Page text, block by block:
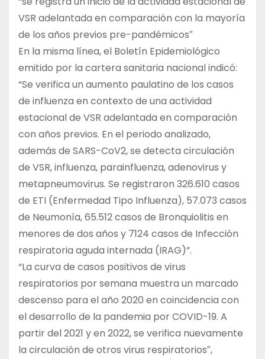
VSR adelantada en comparación con la mayoría
de los años previos pre-pandémicos″
En la misma línea, el Boletín Epidemiológico
emitido por la cartera sanitaria nacional indicó:
“Se verifica un aumento paulatino de los casos
de influenza en contexto de una actividad
estacional de VSR adelantada en comparación
con años previos. En el periodo analizado,
además de SARS-CoV2, se detecta circulación
de VSR, influenza, parainfluenza, adenovirus y
metapneumovirus. Se registraron 326.610 casos
de ETI (Enfermedad Tipo Influenza), 57.073 casos
de Neumonía, 65.512 casos de Bronquiolitis en
menores de dos años y 7124 casos de Infección
respiratoria aguda internada (IRAG)”.
“La curva de casos positivos de virus
respiratorios por semana muestra un marcado
descenso para el año 2020 en coincidencia con
el desarrollo de la pandemia por COVID-19. A
partir del 2021 y en 2022, se verifica nuevamente
la circulación de otros virus respiratorios″,